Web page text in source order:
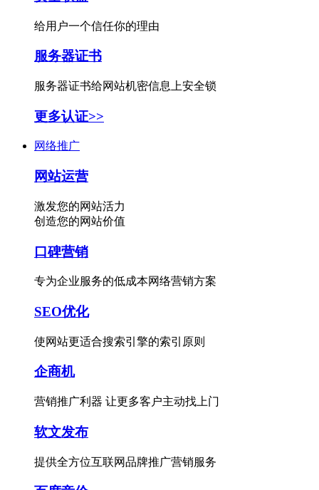
给用户一个信任你的理由
服务器证书
服务器证书给网站机密信息上安全锁
更多认证>>
网络推广
网站运营
激发您的网站活力
创造您的网站价值
口碑营销
专为企业服务的低成本网络营销方案
SEO优化
使网站更适合搜索引擎的索引原则
企商机
营销推广利器 让更多客户主动找上门
软文发布
提供全方位互联网品牌推广营销服务